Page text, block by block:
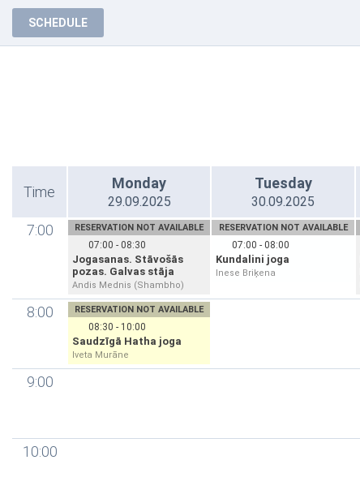
SCHEDULE
Time
Monday
29.09.2025
Tuesday
30.09.2025
7:00 RESERVATION NOT AVAILABLE
07:00 - 08:30
Jogasanas. Stāvošās
pozas. Galvas stāja
Andis Mednis (Shambho)
RESERVATION NOT AVAILABLE
07:00 - 08:00
Kundalini joga
Inese Briķena
8:00 RESERVATION NOT AVAILABLE
08:30 - 10:00
Saudzīgā Hatha joga
Iveta Murāne
9:00
10:00